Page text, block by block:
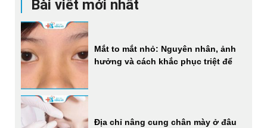
Bài viết mới nhất
Mắt to mắt nhỏ: Nguyên nhân, ảnh
hưởng và cách khắc phục triệt để
Địa chỉ nâng cung chân mày ở đâu